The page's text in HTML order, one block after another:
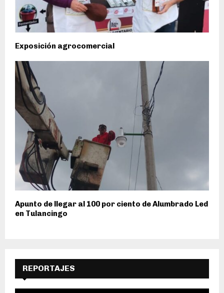
Exposición agrocomercial
Apunto de llegar al 100 por ciento de Alumbrado Led
en Tulancingo
REPORTAJES